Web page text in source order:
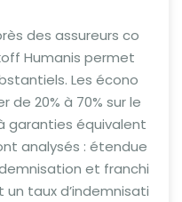
des assureurs co
Humanis permet
Les écono
de 20% à 70% sur le
garanties équivalent
analysés : étendue
et franchi
taux d’indemnisati